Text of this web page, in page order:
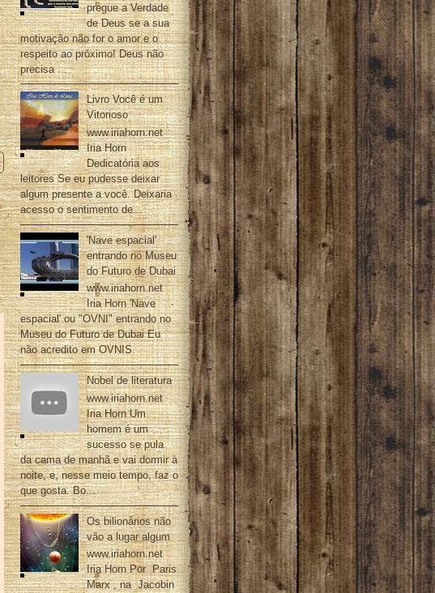
pregue a Verdade
de Deus se a sua
motivação não for o amor e o
respeito ao próximo! Deus não
precisa ...
Livro Você é um
Vitorioso
www.iriahorn.net
Iria Horn
Dedicatória aos
leitores Se eu pudesse deixar
algum presente a você. Deixaria
acesso o sentimento de...
'Nave espacial'
entrando no Museu
do Futuro de Dubai
www.iriahorn.net
Iria Horn 'Nave
espacial' ou "OVNI" entrando no
Museu do Futuro de Dubai Eu
não acredito em OVNIS
Nobel de literatura
www.iriahorn.net
Iria Horn Um
homem é um
sucesso se pula
da cama de manhã e vai dormir à
noite, e, nesse meio tempo, faz o
que gosta. Bo...
Os bilionários não
vão a lugar algum
www.iriahorn.net
Iria Horn Por Paris
Marx , na Jacobin